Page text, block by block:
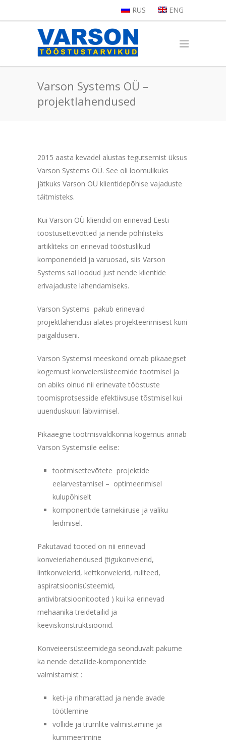
RUS ENG
Varson Systems OÜ –
projektlahendused
2015 aasta kevadel alustas tegutsemist üksus
Varson Systems OÜ. See oli loomulikuks
jätkuks Varson OÜ klientidepõhise vajaduste
täitmisteks.
Kui Varson OÜ kliendid on erinevad Eesti
tööstusettevõtted ja nende põhilisteks
artikliteks on erinevad tööstuslikud
komponendeid ja varuosad, siis Varson
Systems sai loodud just nende klientide
erivajaduste lahendamiseks.
Varson Systems pakub erinevaid
projektlahendusi alates projekteerimisest kuni
paigalduseni.
Varson Systemsi meeskond omab pikaaegset
kogemust konveiersüsteemide tootmisel ja
on abiks olnud nii erinevate tööstuste
toomisprotsesside efektiivsuse tõstmisel kui
uuenduskuuri läbiviimisel.
Pikaaegne tootmisvaldkonna kogemus annab
Varson Systemsile eelise:
tootmisettevõtete projektide
eelarvestamisel – optimeerimisel
kulupõhiselt
komponentide tarnekiiruse ja valiku
leidmisel.
Pakutavad tooted on nii erinevad
konveierlahendused (tigukonveierid,
lintkonveierid, kettkonveierid, rullteed,
aspiratsioonisüsteemid,
antivibratsioonitooted ) kui ka erinevad
mehaanika treidetailid ja
keeviskonstruktsioonid.
Konveieersüsteemidega seonduvalt pakume
ka nende detailide-komponentide
valmistamist :
keti-ja rihmarattad ja nende avade
töötlemine
võllide ja trumlite valmistamine ja
kummeerimine